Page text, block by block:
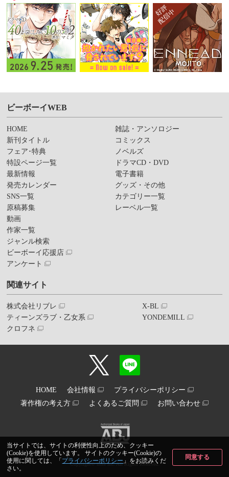
当サイトでは、サイトの利便性向上のため、クッキー
(Cookie)を使用しています。 サイトのクッキー(Cookie)の
使用に関しては、「 プライバシーポリシー 」をお読みくだ
さい。
同意する
ビーボーイWEB
HOME
新刊タイトル
フェア･特典
特設ページ一覧
最新情報
発売カレンダー
SNS一覧
原稿募集
動画
作家一覧
ジャンル検索
ビーボーイ応援店
アンケート
雑誌・アンソロジー
コミックス
ノベルズ
ドラマCD・DVD
電子書籍
グッズ・その他
カテゴリー一覧
レーベル一覧
関連サイト
株式会社リブレ
ティーンズラブ・乙女系
クロフネ
X-BL
YONDEMILL
HOME 会社情報
プライバシーポリシー
著作権の考え方
よくあるご質問 お問い合わせ
Copyright© libre inc. All Rights Reserved.